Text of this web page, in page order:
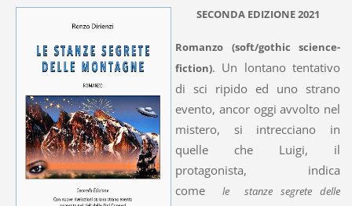
SECONDA EDIZIONE 2021
Romanzo (soft/gothic science-
fiction). Un lontano tentativo
di sci ripido ed uno strano
evento, ancor oggi avvolto nel
mistero, si intrecciano in
quelle che Luigi, il
protagonista, indica
come le stanze segrete delle